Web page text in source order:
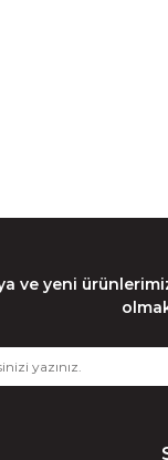
ve yeni